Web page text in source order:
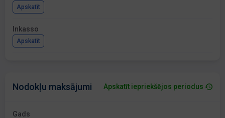
Apskatīt
Inkasso
Apskatīt
Nodokļu maksājumi Apskatīt iepriekšējos periodus
Gads